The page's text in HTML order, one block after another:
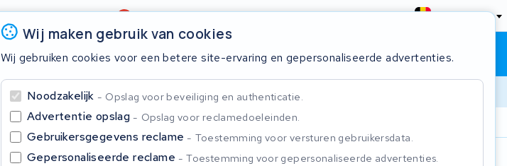
Beoordeling4,6/5 België
Winkelwagen Inloggen
Accessoires
2 jaar garantie
Wij maken gebruik van cookies
Wij gebruiken cookies voor een betere site-ervaring en gepersonaliseerde advertenties.
Noodzakelijk Opslag voor beveiliging en authenticatie.
Advertentie opslag Opslag voor reclamedoeleinden.
Gebruikersgegevens reclame Toestemming voor versturen gebruikersdata.
Gepersonaliseerde reclame Toestemming voor gepersonaliseerde advertenties.